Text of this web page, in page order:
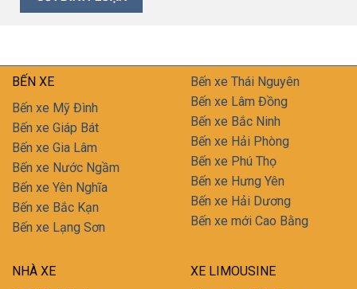
BẾN XE
Bến xe Mỹ Đình
Bến xe Giáp Bát
Bến xe Gia Lâm
Bến xe Nước Ngầm
Bến xe Yên Nghĩa
Bến xe Bắc Kạn
Bến xe Lạng Sơn
Bến xe Thái Nguyên
Bến xe Lâm Đồng
Bến xe Bắc Ninh
Bến xe Hải Phòng
Bến xe Phú Thọ
Bến xe Hưng Yên
Bến xe Hải Dương
Bến xe mới Cao Bằng
NHÀ XE
XE LIMOUSINE